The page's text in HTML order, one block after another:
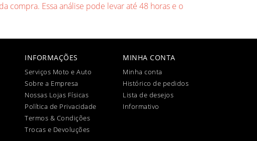
compra. Essa análise pode levar até 48 horas e o
INFORMAÇÕES
Serviços Moto e Auto
Sobre a Empresa
Nossas Lojas Físicas
Política de Privacidade
Termos & Condições
Trocas e Devoluções
MINHA CONTA
Minha conta
Histórico de pedidos
Lista de desejos
Informativo